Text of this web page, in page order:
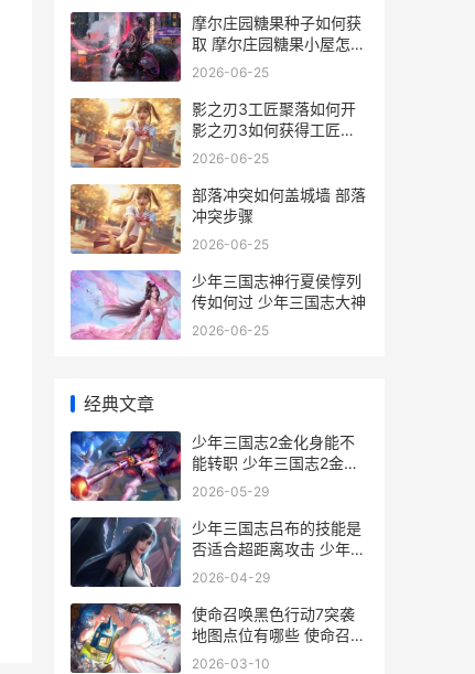
摩尔庄园糖果种子如何获
取 摩尔庄园糖果小屋怎么
获得
2026-06-25
影之刃3工匠聚落如何开
影之刃3如何获得工匠钥
匙
2026-06-25
部落冲突如何盖城墙 部落
冲突步骤
2026-06-25
少年三国志神行夏侯惇列
传如何过 少年三国志大神
2026-06-25
经典文章
少年三国志2金化身能不
能转职 少年三国志2金玉
锚币最多能换多少船币
2026-05-29
少年三国志吕布的技能是
否适合超距离攻击 少年三
国志吕布阵容推荐
2026-04-29
使命召唤黑色行动7突袭
地图点位有哪些 使命召唤
黑色行动
2026-03-10